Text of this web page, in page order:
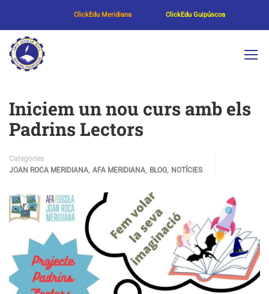
ClickEdu Meridiana ClickEdu Guipúscoa
Iniciem un nou curs amb els
Padrins Lectors
Categories
JOAN ROCA MERIDIANA, AFA MERIDIANA, BLOG, NOTÍCIES